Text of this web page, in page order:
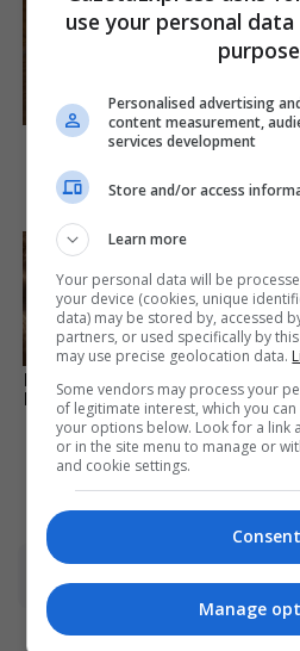
The Rarest And Most
How They Made Little Simba
Look So Lifelike in 'The Lion
King'
Brainberries
use your personal
Personalised advertising
content measurement,
services development
Store and/or access
Learn more
Your personal data will be
your device (cookies, unique
data) may be stored by, accessed
partners, or used specifically by
may use precise geolocation data.
Some vendors may process your
of legitimate interest, which you
your options below. Look for a link
or in the site menu to manage or
and cookie settings.
Consent
Manage